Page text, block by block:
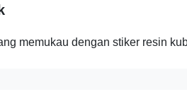
memukau dengan stiker resin